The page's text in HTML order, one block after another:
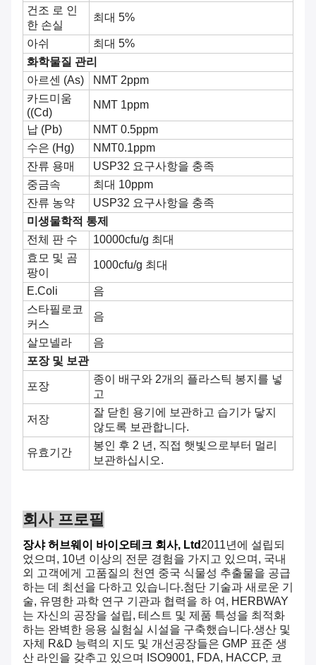
건조 로 인
한 손실
최대 5%
아쉬
최대 5%
화학물질 관리
아르센 (As)
NMT 2ppm
카드미움
((Cd)
NMT 1ppm
납 (Pb)
NMT 0.5ppm
수은 (Hg)
NMT0.1ppm
잔류 용매
USP32 요구사항을 충족
중금속
최대 10ppm
잔류 농약
USP32 요구사항을 충족
미생물학적 통제
전체 판 수
10000cfu/g 최대
효모 및 곰
팡이
1000cfu/g 최대
E.Coli
음
스타필로코
커스
음
살모넬라
음
포장 및 보관
포장
종이 배구와 2개의 플라스틱 봉지를 넣
고
저장
잘 닫힌 용기에 보관하고 습기가 닿지
않도록 보관합니다.
유효기간
봉인 후 2 년, 직접 햇빛으로부터 멀리
보관하십시오.
회사 프로필
장샤 허브웨이 바이오테크 회사, Ltd2011년에 설립되
었으며, 10년 이상의 전문 경험을 가지고 있으며, 국내
외 고객에게 고품질의 천연 중국 식물성 추출물을 공급
하는 데 최선을 다하고 있습니다.첨단 기술과 새로운 기
술, 유명한 과학 연구 기관과 협력을 하 여, HERBWAY
는 자신의 공장을 설립, 테스트 및 제품 특성을 최적화
하는 완벽한 응용 실험실 시설을 구축했습니다.생산 및
자체 R&D 능력의 지도 및 개선공장들은 GMP 표준 생
산 라인을 갖추고 있으며 ISO9001, FDA, HACCP, 코